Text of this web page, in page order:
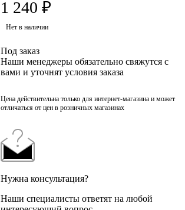
1 240 ₽
Нет в наличии
Под заказ
Наши менеджеры обязательно свяжутся с
вами и уточнят условия заказа
Цена действительна только для интернет-магазина и может
отличаться от цен в розничных магазинах
Нужна консультация?
Наши специалисты ответят на любой